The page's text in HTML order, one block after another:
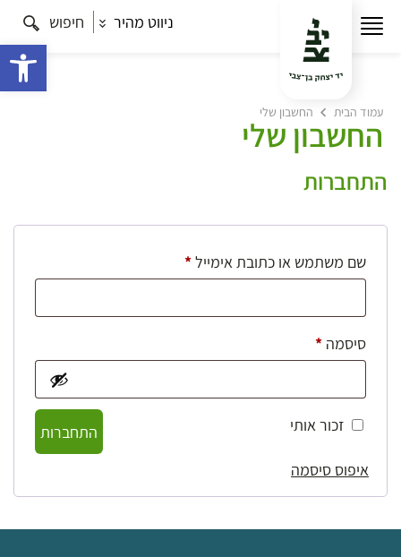
ניווט מהיר חיפוש
עמוד הבית החשבון שלי
החשבון שלי
התחברות
שם משתמש או כתובת אימייל*חובה
סיסמה *חובה
זכור אותי
התחברות
איפוס סיסמה